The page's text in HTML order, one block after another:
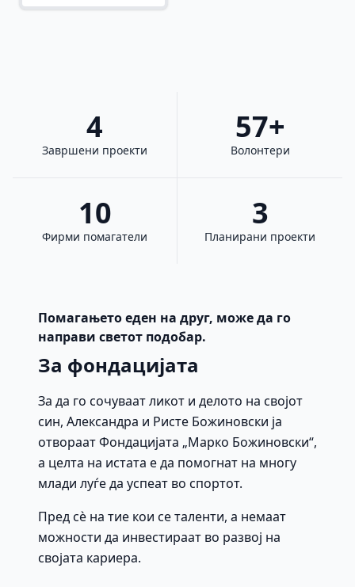
4
Завршени проекти
57+
Волонтери
10
Фирми помагатели
3
Планирани проекти
Помагањето еден на друг, може да го
направи светот подобар.
За фондацијата
За да го сочуваат ликот и делото на својот
син, Александра и Ристе Божиновски ја
отвораат Фондацијата „Марко Божиновски“,
а целта на истата е да помогнат на многу
млади луѓе да успеат во спортот.
Пред сè на тие кои се таленти, а немаат
можности да инвестираат во развој на
својата кариера.